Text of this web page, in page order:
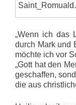
„Wenn ich das
durch Mark und
möchte ich vor
„Gott hat den
geschaffen,
die aus